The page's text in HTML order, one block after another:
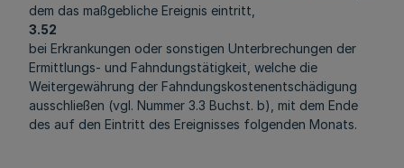
dem das maßgebliche Ereignis eintritt,
3.52
bei Erkrankungen oder sonstigen Unterbrechungen der
Ermittlungs- und Fahndungstätigkeit, welche die
Weitergewährung der Fahndungskostenentschädigung
ausschließen (vgl. Nummer 3.3 Buchst. b), mit dem Ende
des auf den Eintritt des Ereignisses folgenden Monats.